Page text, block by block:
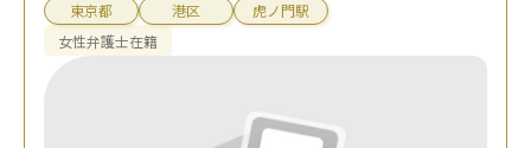
東京都 港区
虎ノ門駅
女性弁護士在籍